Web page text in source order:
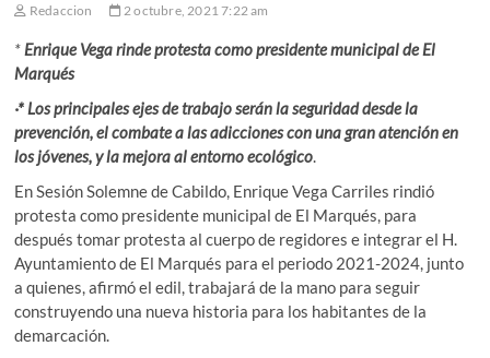
Redaccion 2 octubre, 2021 7:22 am
*Enrique Vega rinde protesta como presidente municipal de El
Marqués
·* Los principales ejes de trabajo serán la seguridad desde la
prevención, el combate a las adicciones con una gran atención en
los jóvenes, y la mejora al entorno ecológico.
En Sesión Solemne de Cabildo, Enrique Vega Carriles rindió
protesta como presidente municipal de El Marqués, para
después tomar protesta al cuerpo de regidores e integrar el H.
Ayuntamiento de El Marqués para el periodo 2021-2024, junto
a quienes, afirmó el edil, trabajará de la mano para seguir
construyendo una nueva historia para los habitantes de la
demarcación.